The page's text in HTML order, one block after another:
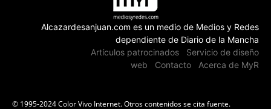
Alcazardesanjuan.com es un medio de Medios y Redes
dependiente de Diario de la Mancha
Artículos patrocinados
Servicio de diseño
web
Contacto Acerca de MyR
© 1995-2024 Color Vivo Internet. Otros contenidos se cita fuente.